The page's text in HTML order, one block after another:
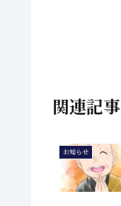
関連記事
お知らせ